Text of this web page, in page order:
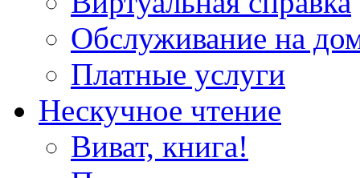
Обслуживание на
Платные услуги
Нескучное чтение
Виват, книга!